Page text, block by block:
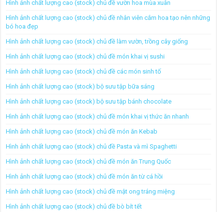
Hình ảnh chất lượng cao (stock) chủ đề vườn hoa mùa xuân
Hình ảnh chất lượng cao (stock) chủ đề nhân viên cắm hoa tạo nên những
bó hoa đẹp
Hình ảnh chất lượng cao (stock) chủ đề làm vườn, trồng cây giống
Hình ảnh chất lượng cao (stock) chủ đề món khai vị sushi
Hình ảnh chất lượng cao (stock) chủ đề các món sinh tố
Hình ảnh chất lượng cao (stock) bộ sưu tập bữa sáng
Hình ảnh chất lượng cao (stock) bộ sưu tập bánh chocolate
Hình ảnh chất lượng cao (stock) chủ đề món khai vị thức ăn nhanh
Hình ảnh chất lượng cao (stock) chủ đề món ăn Kebab
Hình ảnh chất lượng cao (stock) chủ đề Pasta và mì Spaghetti
Hình ảnh chất lượng cao (stock) chủ đề món ăn Trung Quốc
Hình ảnh chất lượng cao (stock) chủ đề món ăn từ cá hồi
Hình ảnh chất lượng cao (stock) chủ đề mật ong tráng miệng
Hình ảnh chất lượng cao (stock) chủ đề bò bít tết